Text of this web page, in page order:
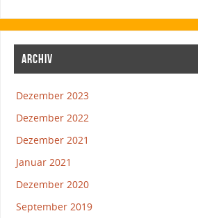
ARCHIV
Dezember 2023
Dezember 2022
Dezember 2021
Januar 2021
Dezember 2020
September 2019